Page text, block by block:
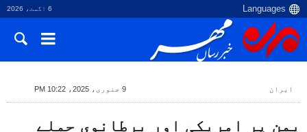
6 اگست، 2026
ایران 9 جنوری، 2025، 10:22 PM
یمن پر امریکی اور برطانوی حملے